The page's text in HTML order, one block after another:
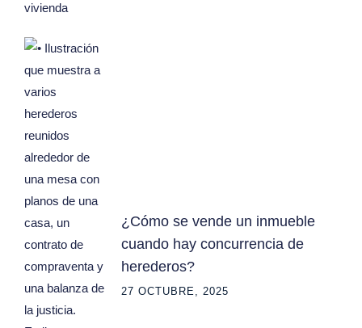
¿Cómo se vende un inmueble
cuando hay concurrencia de
herederos?
27 OCTUBRE, 2025